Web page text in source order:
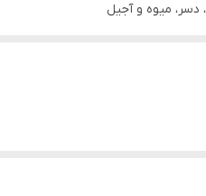
میوه و آجیل